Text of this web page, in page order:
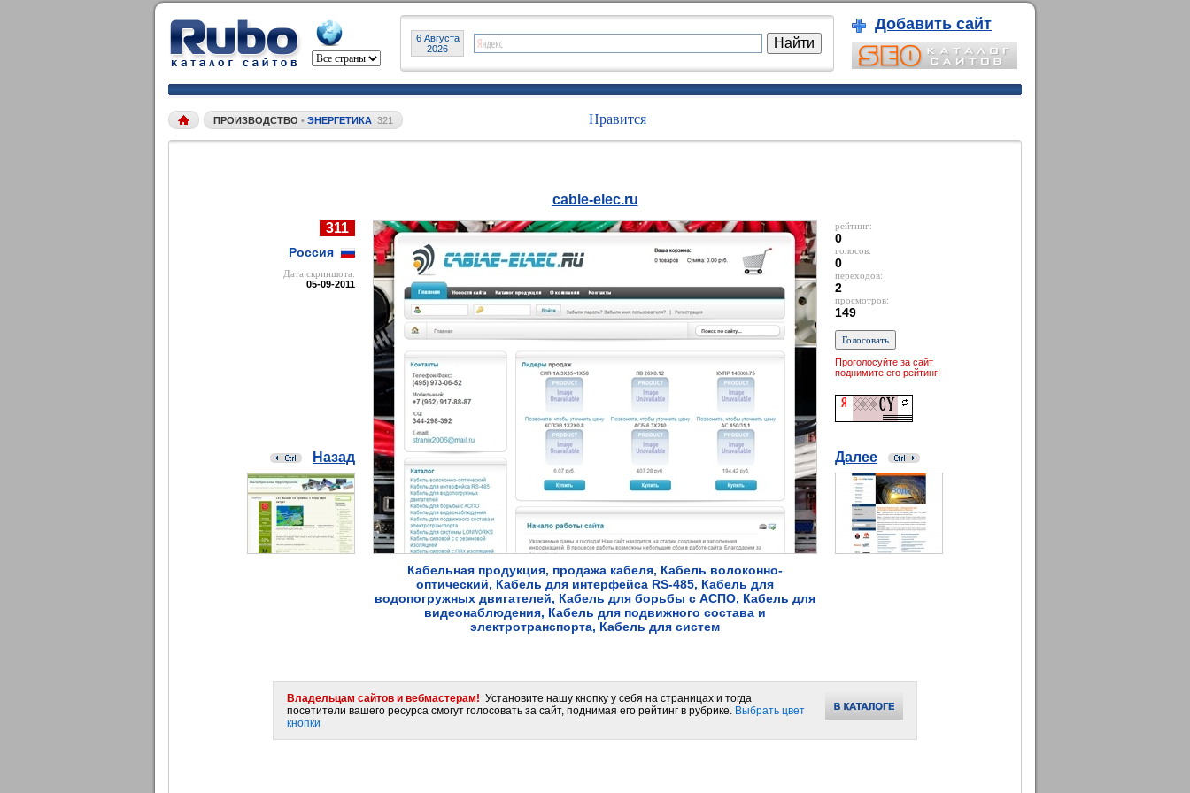
6 Августа
2026
Добавить сайт
ПРОИЗВОДСТВО • ЭНЕРГЕТИКА 321 Нравится
311
Россия
Дата cкриншота:
05-09-2011
Назад
cable-elec.ru
Кабельная продукция, продажа кабеля, Кабель волоконно-
оптический, Кабель для интерфейса RS-485, Кабель для
водопогружных двигателей, Кабель для борьбы с АСПО, Кабель для
видеонаблюдения, Кабель для подвижного состава и
электротранспорта, Кабель для систем
рейтинг:
0
голосов:
0
переходов:
2
просмотров:
149
Проголосуйте за сайт
поднимите его рейтинг!
Далее
Владельцам сайтов и вебмастерам! Установите нашу кнопку у себя на страницах и тогда
посетители вашего ресурса смогут голосовать за сайт, поднимая его рейтинг в рубрике. Выбрать цвет
кнопки